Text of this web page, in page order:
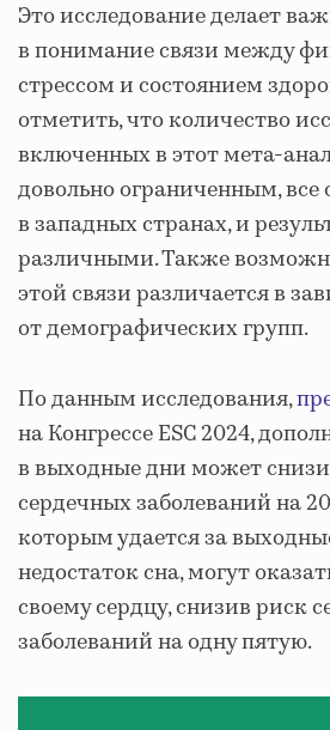
Это исследование делает
в понимание связи между
стрессом и состоянием
отметить, что количество
включенных в этот мета-
довольно ограниченным,
в западных странах, и
различными. Также
этой связи различается в
от демографических групп.
По данным исследования,
на Конгрессе ESC 2024,
в выходные дни может
сердечных заболеваний на
которым удается за
недостаток сна, могут
своему сердцу, снизив риск
заболеваний на одну пятую.